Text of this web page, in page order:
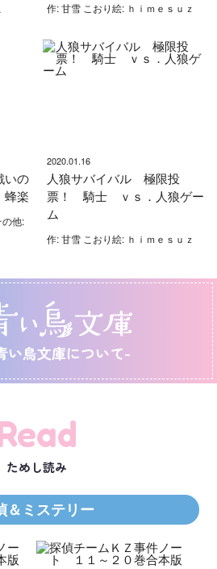
作: 甘雪 こおり絵: ｈｉｍｅｓｕｚ
の
楽
他:
2020.01.16
人狼サバイバル 極限投
票！ 騎士 ｖｓ．人狼ゲー
ム
作: 甘雪 こおり絵: ｈｉｍｅｓｕｚ
い鳥文庫について-
ためし読み
＆ミステリー